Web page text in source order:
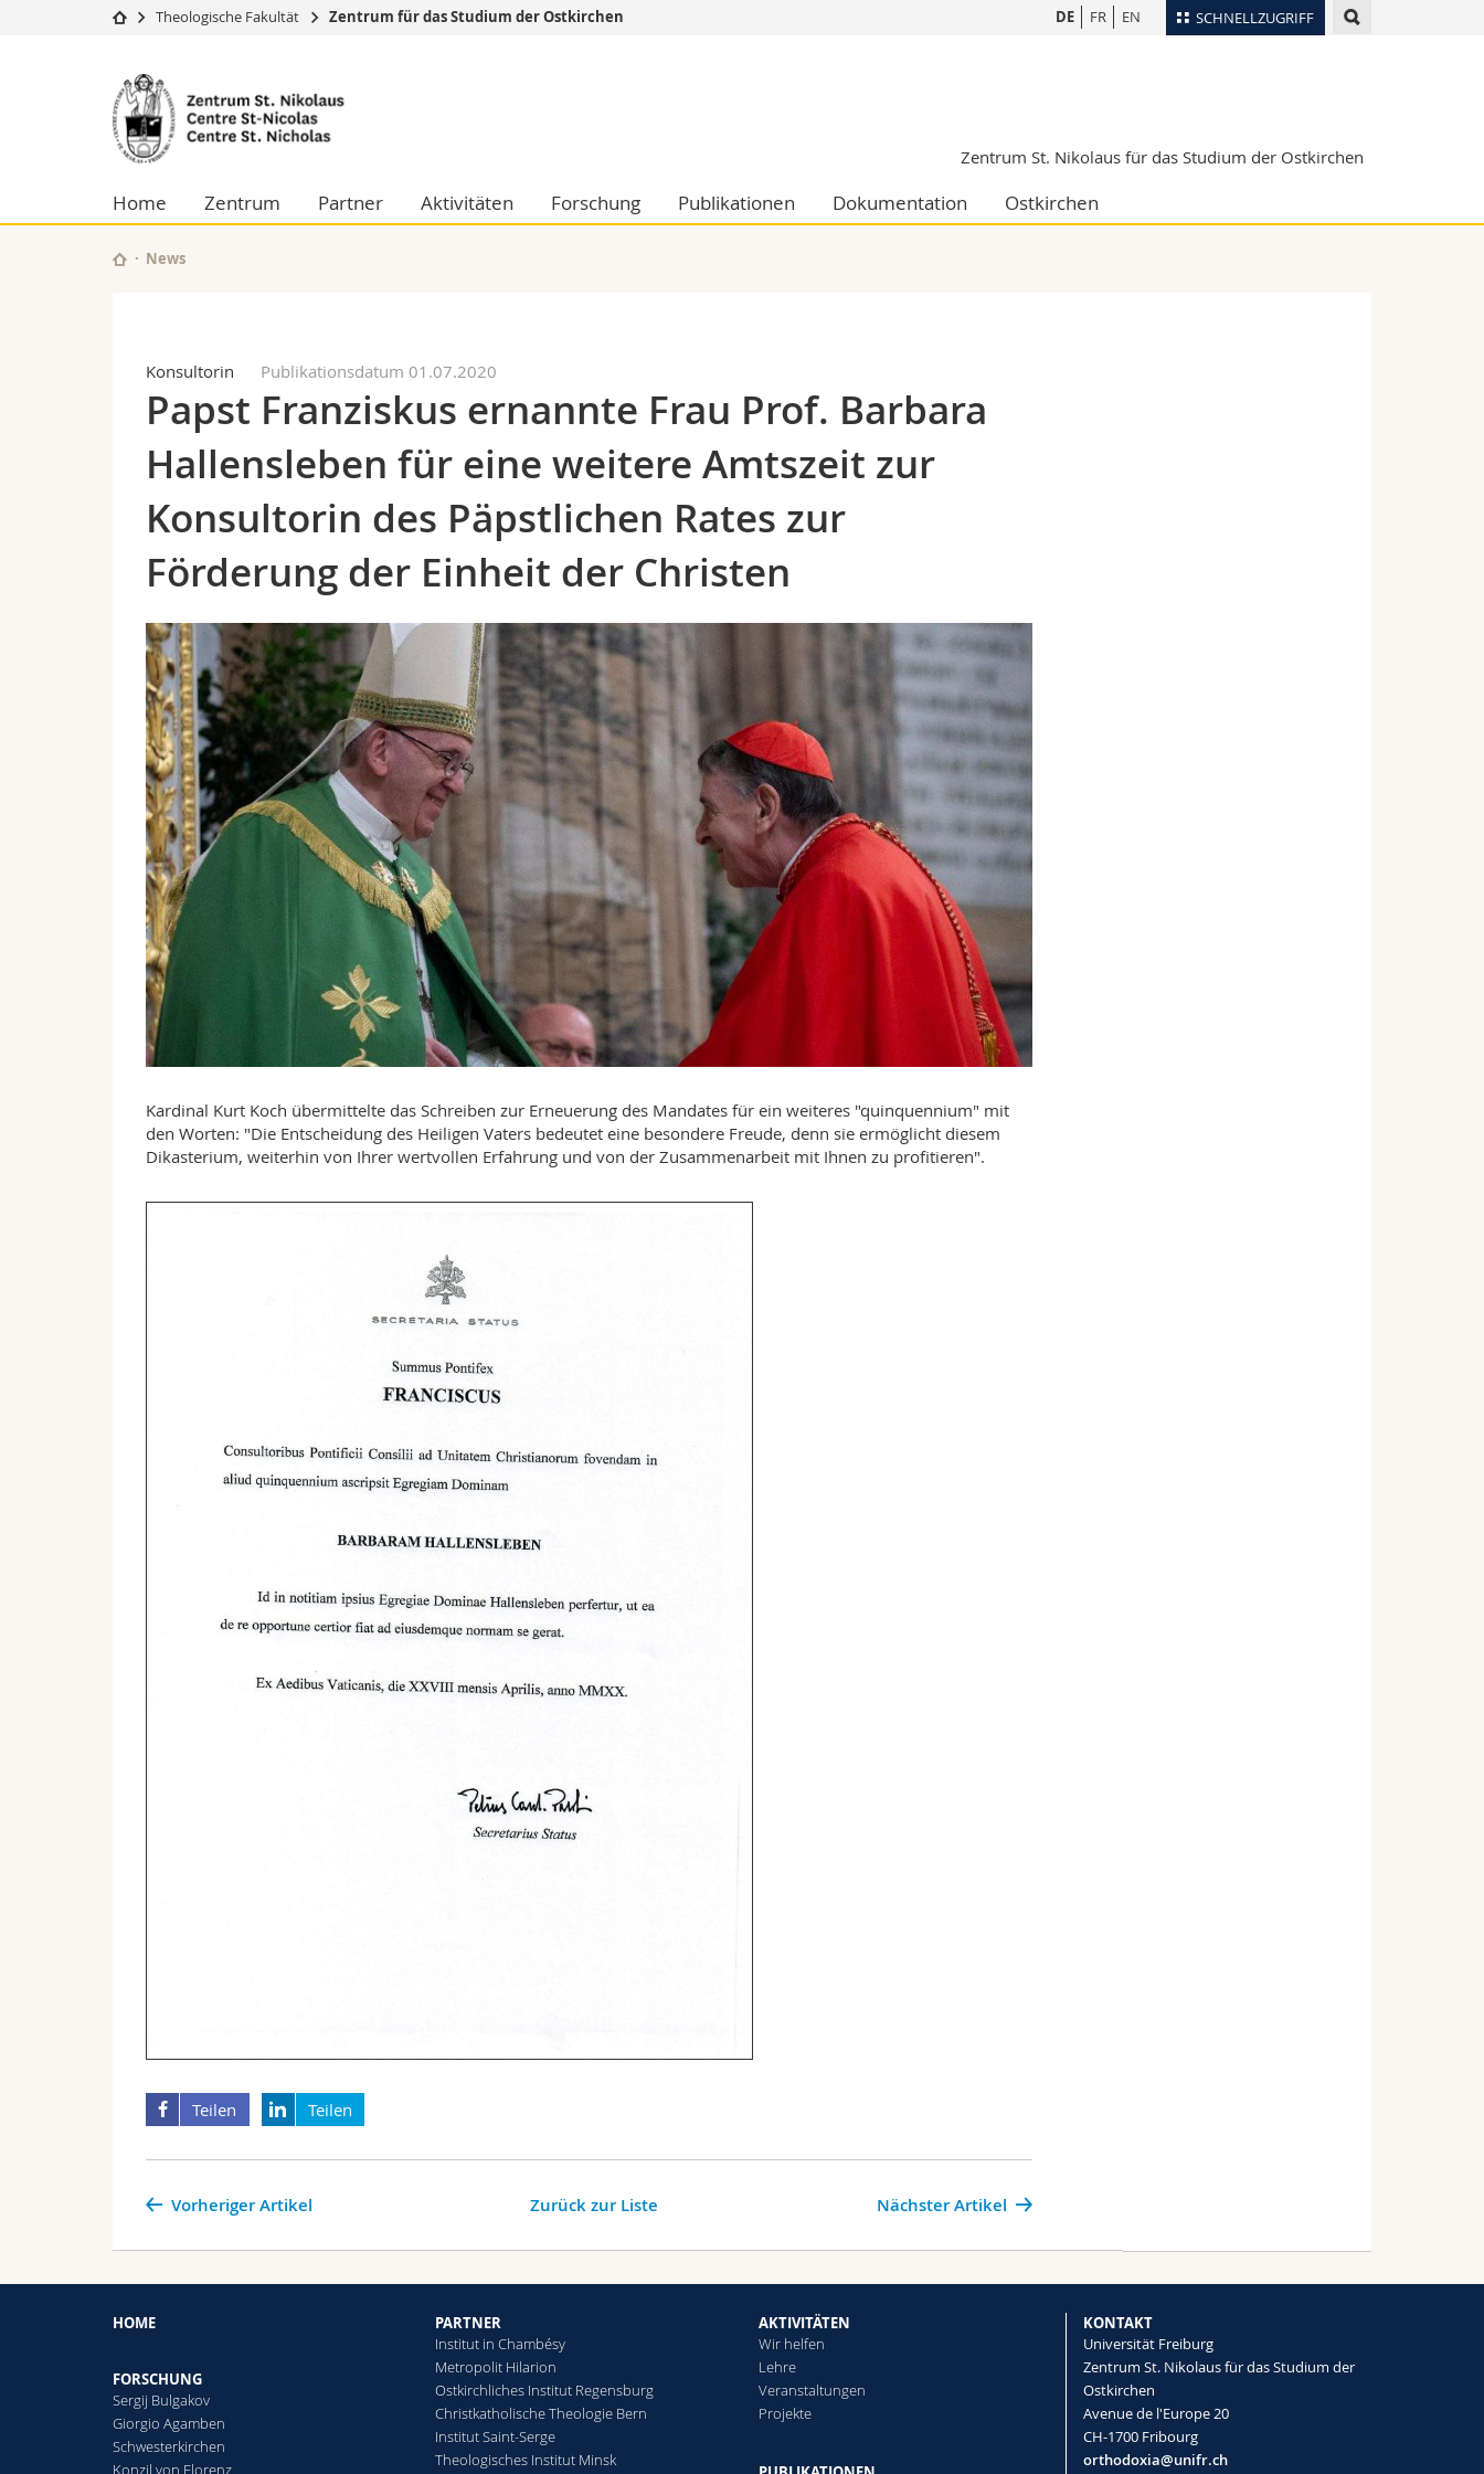
SCHNELLZUGRIFF
Universität
Studium
Campus
Forschung
Weiterbildung
Fak. für Erziehungs- und Bildungswissenschaften
Math.-Nat. und Med. Fak.
Mitarbeitende
Doktorierende
DE FR EN
Theologische Fakultät Zentrum für das Studium der Ostkirchen
Zentrum
St.
Nikolaus
für
der
Ostkirchen
Zentrum St. Nikolaus für das Studium der Ostkirchen
Home Zentrum Partner Aktivitäten Forschung Publikationen Dokumentation Ostkirchen
News
Konsultorin Publikationsdatum 01.07.2020
Papst Franziskus ernannte Frau Prof. Barbara
Hallensleben für eine weitere Amtszeit zur
Konsultorin des Päpstlichen Rates zur
Förderung der Einheit der Christen
Kardinal Kurt Koch übermittelte das Schreiben zur Erneuerung des Mandates für ein weiteres "quinquennium" mit
den Worten: "Die Entscheidung des Heiligen Vaters bedeutet eine besondere Freude, denn sie ermöglicht diesem
Dikasterium, weiterhin von Ihrer wertvollen Erfahrung und von der Zusammenarbeit mit Ihnen zu profitieren".
Teilen Teilen
Nächster Artikel
Vorheriger Artikel Zurück zur Liste
HOME
FORSCHUNG
Sergij Bulgakov
Giorgio Agamben
Schwesterkirchen
Konzil von Florenz
PARTNER
Institut in Chambésy
Metropolit Hilarion
Ostkirchliches Institut Regensburg
Christkatholische Theologie Bern
Institut Saint-Serge
Theologisches Institut Minsk
AKTIVITÄTEN
Wir helfen
Lehre
Veranstaltungen
Projekte
KONTAKT
Universität Freiburg
Zentrum St. Nikolaus für das Studium der
Ostkirchen
Avenue de l'Europe 20
CH-1700 Fribourg
orthodoxia@unifr.ch